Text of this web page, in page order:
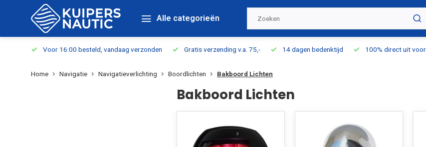
Alle categorieën
Voor 16:00 besteld, vandaag verzonden Gratis verzending v.a. 75,- 14 dagen bedenktijd 100% direct uit
Home Navigatie Navigatieverlichting Boordlichten Bakboord Lichten
Bakboord Lichten